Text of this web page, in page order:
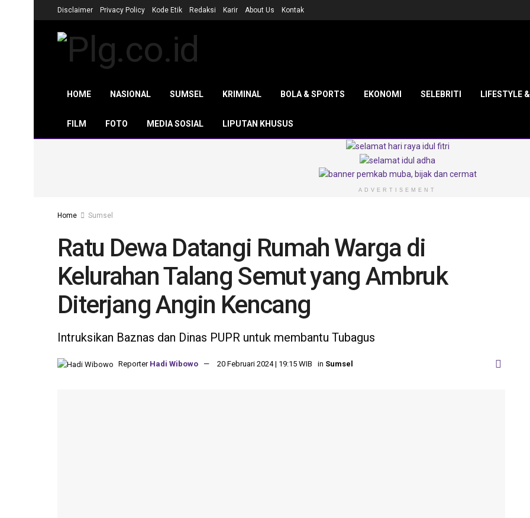
Disclaimer Privacy Policy Kode Etik Redaksi Karir About Us Kontak
HOME NASIONAL SUMSEL KRIMINAL BOLA & SPORTS EKONOMI SELEBRITI LIFESTYLE
FILM FOTO MEDIA SOSIAL LIPUTAN KHUSUS
ADVERTISEMENT
Home Sumsel
Ratu Dewa Datangi Rumah Warga di
Kelurahan Talang Semut yang Ambruk
Diterjang Angin Kencang
Intruksikan Baznas dan Dinas PUPR untuk membantu Tubagus
Reporter Hadi Wibowo 20 Februari 2024 | 19:15 WIB in Sumsel